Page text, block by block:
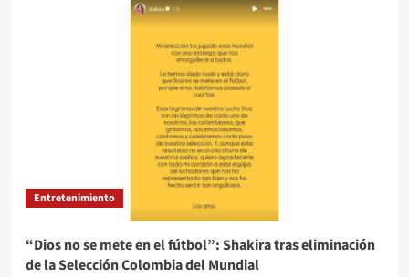
Entretenimiento
“Dios no se mete en el fútbol”: Shakira tras eliminación
de la Selección Colombia del Mundial